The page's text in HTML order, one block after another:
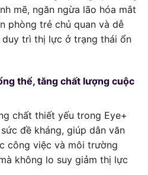
mẽ, ngăn ngừa lão hóa mắt
phòng trẻ chủ quan và dễ
trì thị lực ở trạng thái ổn
thể, tăng chất lượng cuộc
chất thiết yếu trong Eye+
đề kháng, giúp dân văn
công việc và môi trường
không lo suy giảm thị lực